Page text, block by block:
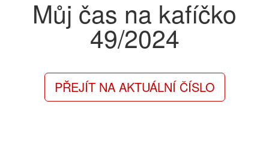
Můj čas na kafíčko
49/2024
PŘEJÍT NA AKTUÁLNÍ ČÍSLO